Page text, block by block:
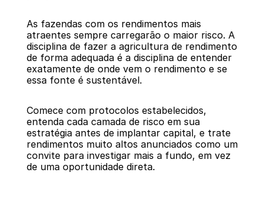
As fazendas com os rendimentos mais
atraentes sempre carregarão o maior risco. A
disciplina de fazer a agricultura de rendimento
de forma adequada é a disciplina de entender
exatamente de onde vem o rendimento e se
essa fonte é sustentável.
Comece com protocolos estabelecidos,
entenda cada camada de risco em sua
estratégia antes de implantar capital, e trate
rendimentos muito altos anunciados como um
convite para investigar mais a fundo, em vez
de uma oportunidade direta.